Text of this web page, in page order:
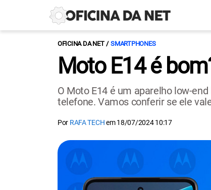
OFICINA DA NET SMARTPHONES
Moto E14 é
O Moto E14 é um aparelho low-
telefone. Vamos conferir se ele
Por RAFA TECHem18/07/2024 10:17